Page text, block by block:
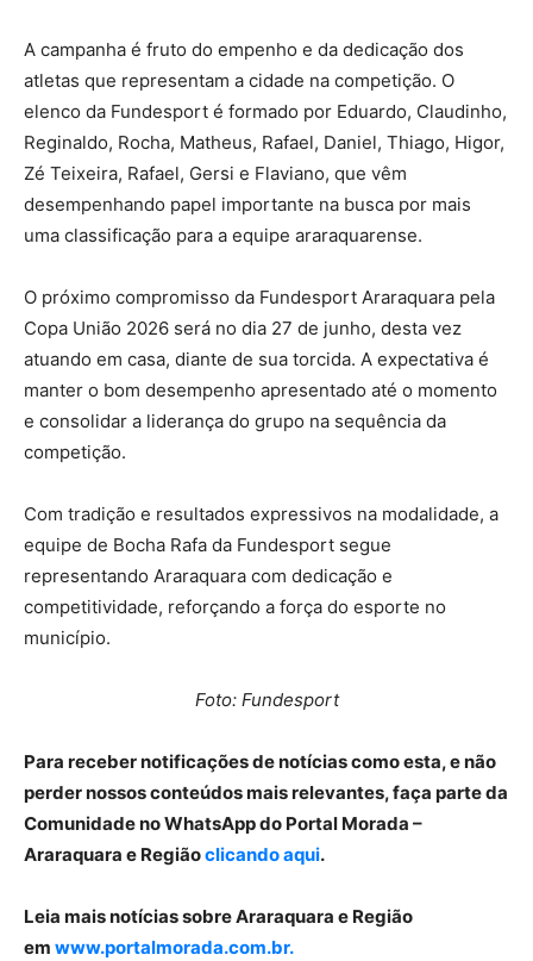
A campanha é fruto do empenho e da dedicação dos
atletas que representam a cidade na competição. O
elenco da Fundesport é formado por Eduardo, Claudinho,
Reginaldo, Rocha, Matheus, Rafael, Daniel, Thiago, Higor,
Zé Teixeira, Rafael, Gersi e Flaviano, que vêm
desempenhando papel importante na busca por mais
uma classificação para a equipe araraquarense.
O próximo compromisso da Fundesport Araraquara pela
Copa União 2026 será no dia 27 de junho, desta vez
atuando em casa, diante de sua torcida. A expectativa é
manter o bom desempenho apresentado até o momento
e consolidar a liderança do grupo na sequência da
competição.
Com tradição e resultados expressivos na modalidade, a
equipe de Bocha Rafa da Fundesport segue
representando Araraquara com dedicação e
competitividade, reforçando a força do esporte no
município.
Foto: Fundesport
Para receber notificações de notícias como esta, e não
perder nossos conteúdos mais relevantes, faça parte da
Comunidade no WhatsApp do Portal Morada –
Araraquara e Regiãoclicando aqui.
Leia mais notícias sobre Araraquara e Região
em www.portalmorada.com.br.